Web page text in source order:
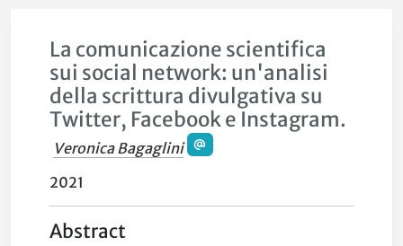
La comunicazione scientifica
sui social network: un'analisi
della scrittura divulgativa su
Twitter, Facebook e Instagram.
Veronica Bagaglini
2021
Abstract